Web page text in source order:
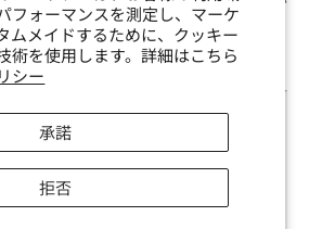
フォーマンスを測定し、マーケ
ムメイドするために、クッキー
術を使用します。詳細はこちら
シー
承諾
拒否